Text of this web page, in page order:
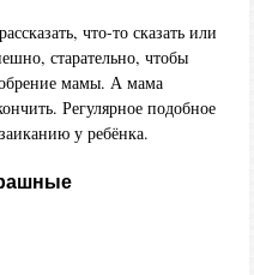
что-то сказать или
старательно, чтобы
мамы. А мама
Регулярное подобное
у ребёнка.